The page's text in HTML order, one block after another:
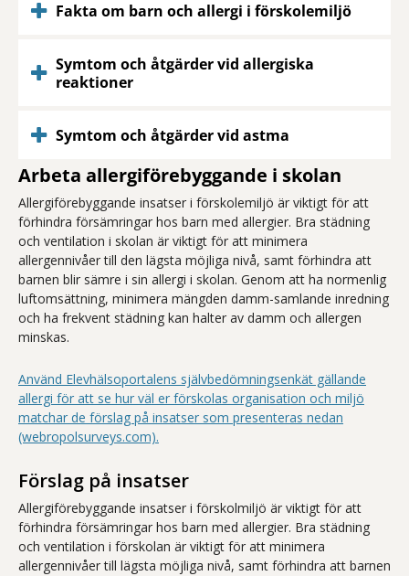
Fakta om barn och allergi i förskolemiljö
Symtom och åtgärder vid allergiska
reaktioner
Symtom och åtgärder vid astma
Arbeta allergiförebyggande i skolan
Allergiförebyggande insatser i förskolemiljö är viktigt för att
förhindra försämringar hos barn med allergier. Bra städning
och ventilation i skolan är viktigt för att minimera
allergennivåer till den lägsta möjliga nivå, samt förhindra att
barnen blir sämre i sin allergi i skolan. Genom att ha normenlig
luftomsättning, minimera mängden damm-samlande inredning
och ha frekvent städning kan halter av damm och allergen
minskas.
Använd Elevhälsoportalens självbedömningsenkät gällande
allergi för att se hur väl er förskolas organisation och miljö
matchar de förslag på insatser som presenteras nedan
(webropolsurveys.com).
Förslag på insatser
Allergiförebyggande insatser i förskolmiljö är viktigt för att
förhindra försämringar hos barn med allergier. Bra städning
och ventilation i förskolan är viktigt för att minimera
allergennivåer till lägsta möjliga nivå, samt förhindra att barnen